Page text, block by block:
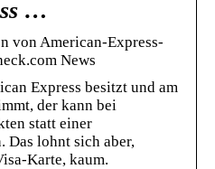
…
von American-Express-
News
Express besitzt und am
der kann bei
statt einer
Das lohnt sich aber,
Karte, kaum.